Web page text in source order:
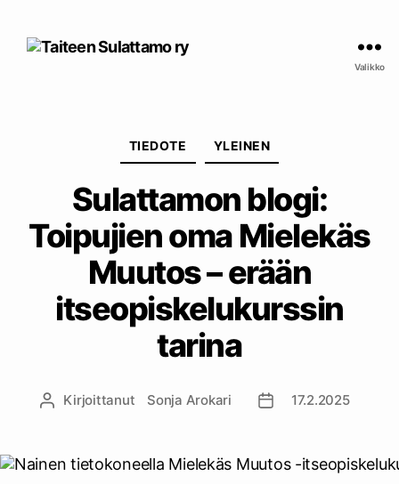
Valikko
TIEDOTE YLEINEN
Sulattamon blogi:
Toipujien oma Mielekäs
Muutos – erään
itseopiskelukurssin
tarina
Kirjoittaja
Kirjoittanut Sonja Arokari Julkaisupäivämäärä
17.2.2025